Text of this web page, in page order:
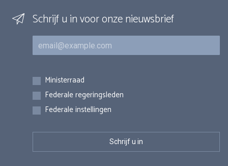
Schrijf u in voor onze nieuwsbrief
E-mail
Inschrijvingen
Ministerraad
Federale regeringsleden
Federale instellingen